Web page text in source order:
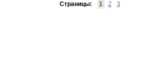
Страницы:
1 2 3